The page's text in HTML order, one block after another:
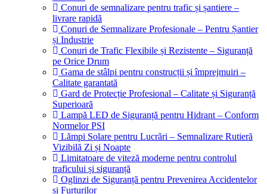
Conuri de semnalizare pentru trafic și șantiere –
livrare rapidă
Conuri de Semnalizare Profesionale – Pentru Șantier
și Industrie
Conuri de Trafic Flexibile și Rezistente – Siguranță
pe Orice Drum
Gama de stâlpi pentru construcții și împrejmuiri –
Calitate garantată
Gard de Protecție Profesional – Calitate și Siguranță
Superioară
Lampă LED de Siguranță pentru Hidrant – Conform
Normelor PSI
Lămpi Solare pentru Lucrări – Semnalizare Rutieră
Vizibilă Zi și Noapte
Limitatoare de viteză moderne pentru controlul
traficului și siguranță
Oglinzi de Siguranță pentru Prevenirea Accidentelor
și Furturilor